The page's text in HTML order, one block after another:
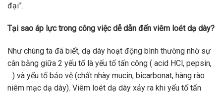
đại”.
Tại sao áp lực trong công việc dễ dẫn đến viêm loét dạ dày?
Như chúng ta đã biết, dạ dày hoạt động bình thường nhờ sự
cân bằng giữa 2 yếu tố là yếu tố tấn công ( acid HCl, pepsin,
…) và yếu tố bảo vệ (chất nhày mucin, bicarbonat, hàng rào
niêm mạc dạ dày). Viêm loét dạ dày xảy ra khi yếu tố tấn